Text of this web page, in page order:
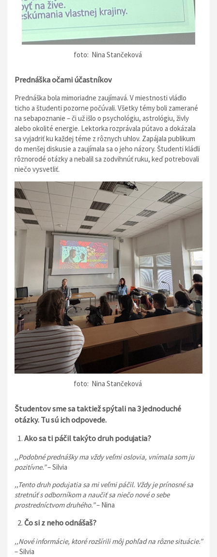
foto: Nina Stančeková
Prednáška očami účastníkov
Prednáška bola mimoriadne zaujímavá. V miestnosti vládlo
ticho a študenti pozorne počúvali. Všetky témy boli zamerané
na sebapoznanie – či už išlo o psychológiu, astrológiu, živly
alebo okolité energie. Lektorka rozprávala pútavo a dokázala
sa vyjadriť ku každej téme z rôznych uhlov. Zapájala publikum
do menšej diskusie a zaujímala sa o jeho názory. Študenti kládli
rôznorodé otázky a nebalil sa zodvihnúť ruku, keď potrebovali
niečo vysvetliť.
foto: Nina Stančeková
Študentov sme sa taktiež spýtali na 3 jednoduché
otázky. Tu sú ich odpovede.
Ako sa ti páčil takýto druh podujatia?
,,Podobné prednášky ma vždy veľmi oslovia, vnímala som ju
pozitívne.”– Silvia
,,Tento druh podujatia sa mi veľmi páčil. Vždy je prínosné sa
stretnúť s odborníkom a naučiť sa niečo nové o sebe
prostredníctvom druhého.”– Nina
Čo si z neho odnášaš?
,,Nové informácie, ktoré rozšírili môj pohľad na rôzne situácie.”
– Silvia